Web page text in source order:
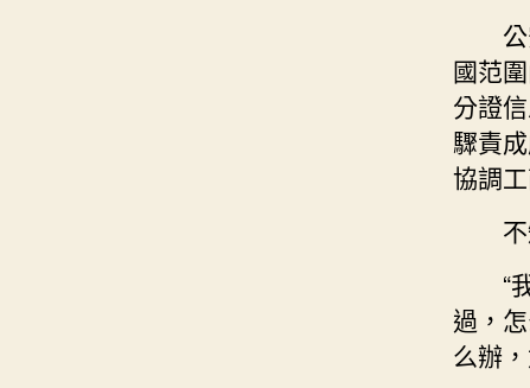
國范
分證
驟責
協調
“
過，
么辦